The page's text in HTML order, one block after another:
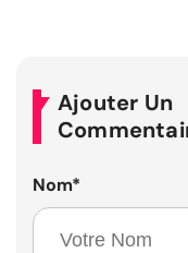
Ajouter Un
Nom*